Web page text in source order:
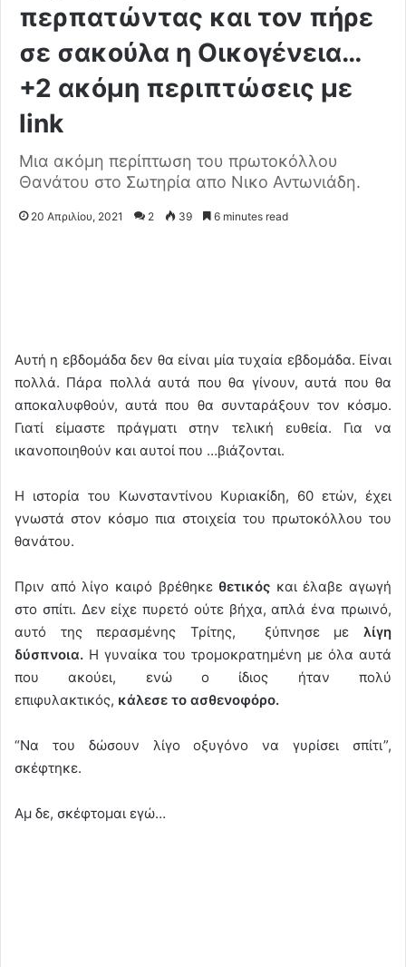
περπατώντας και τον πήρε
σε σακούλα η Οικογένεια…
+2 ακόμη περιπτώσεις με
link
Μια ακόμη περίπτωση του πρωτοκόλλου
Θανάτου στο Σωτηρία απο Νικο Αντωνιάδη.
20 Απριλίου, 2021 2 39 6 minutes read
Αυτή η εβδομάδα δεν θα είναι μία τυχαία εβδομάδα. Είναι
πολλά. Πάρα πολλά αυτά που θα γίνουν, αυτά που θα
αποκαλυφθούν, αυτά που θα συνταράξουν τον κόσμο.
Γιατί είμαστε πράγματι στην τελική ευθεία. Για να
ικανοποιηθούν και αυτοί που …βιάζονται.
Η ιστορία του Κωνσταντίνου Κυριακίδη, 60 ετών, έχει
γνωστά στον κόσμο πια στοιχεία του πρωτοκόλλου του
θανάτου.
Πριν από λίγο καιρό βρέθηκεθετικός και έλαβε αγωγή
στο σπίτι. Δεν είχε πυρετό ούτε βήχα, απλά ένα πρωινό,
αυτό της περασμένης Τρίτης, ξύπνησε με λίγη
δύσπνοια. Η γυναίκα του τρομοκρατημένη με όλα αυτά
που ακούει, ενώ ο ίδιος ήταν πολύ
επιφυλακτικός, κάλεσε το ασθενοφόρο.
“Να του δώσουν λίγο οξυγόνο να γυρίσει σπίτι”,
σκέφτηκε.
Αμ δε, σκέφτομαι εγώ…